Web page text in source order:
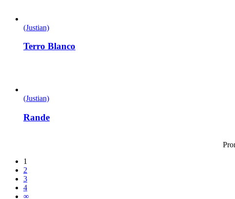
(Justian)
Terro Blanco
(Justian)
Rande
1
2
3
4
∞